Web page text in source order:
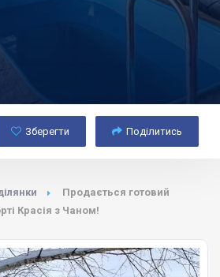
Зберегти Поділитись
Продається готовий
Красія з Чаном!